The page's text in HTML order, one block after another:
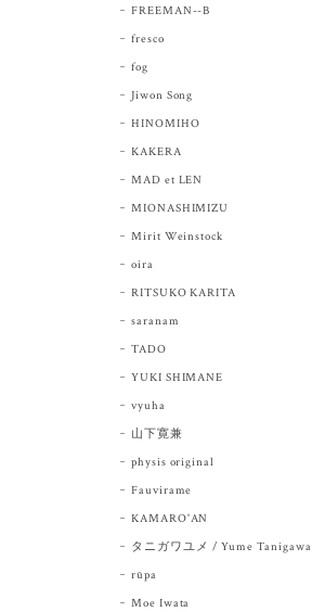
FREEMAN--B
fresco
fog
Jiwon Song
HINOMIHO
KAKERA
MAD et LEN
MIONASHIMIZU
Mirit Weinstock
oira
RITSUKO KARITA
saranam
TADO
YUKI SHIMANE
vyuha
山下寛兼
physis original
Fauvirame
KAMARO'AN
タニガワユメ / Yume Tanigawa
rūpa
Moe Iwata